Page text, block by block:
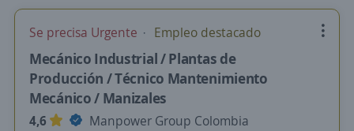
Se precisa Urgente Empleo destacado
Mecánico Industrial / Plantas de
Producción / Técnico Mantenimiento
Mecánico / Manizales
4,6
Manpower Group Colombia